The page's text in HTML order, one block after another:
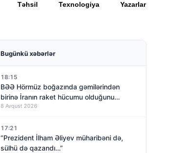
Təhsil Texnologiya Yazarlar
Bugünkü xəbərlər
18:15
BƏƏ Hörmüz boğazında gəmilərindən
birinə İranın raket hücumu olduğunu
açıqladı
8 Avqust 2026
17:21
“Prezident İlham Əliyev müharibəni də,
sülhü də qazandı…”